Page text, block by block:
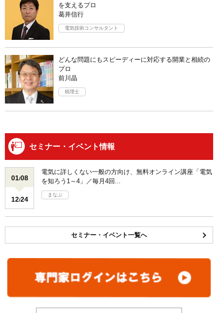
を支えるプロ
葛井信行
電気技術コンサルタント
どんな問題にもスピーディーに対応する開業と相続の
プロ
前川晶
税理士
セミナー・イベント情報
01/08
12/24
電気に詳しくない一般の方向け、無料オンライン講座「電気
を知ろう1～4」／毎月4回...
まなぶ
セミナー・イベント一覧へ